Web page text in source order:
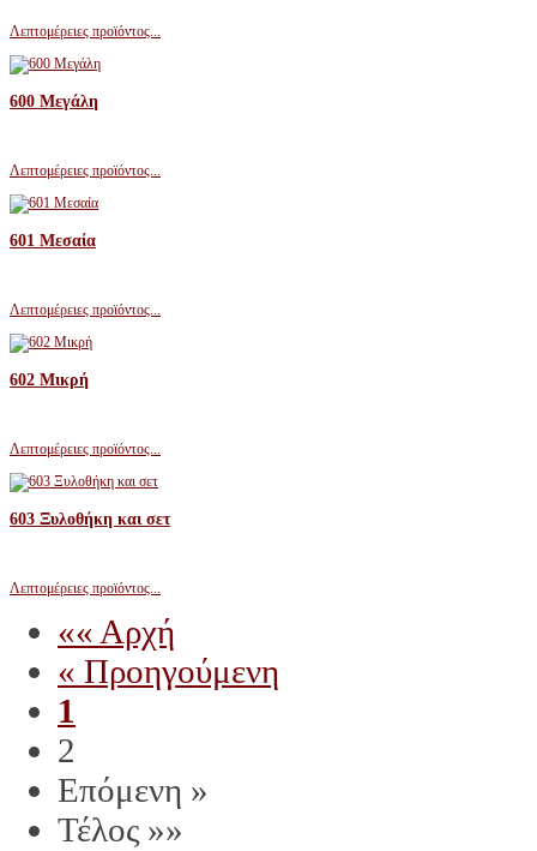
Λεπτομέρειες προϊόντος...
600 Μεγάλη
Λεπτομέρειες προϊόντος...
601 Μεσαία
Λεπτομέρειες προϊόντος...
602 Μικρή
Λεπτομέρειες προϊόντος...
603 Ξυλοθήκη και σετ
Λεπτομέρειες προϊόντος...
«« Αρχή
« Προηγούμενη
1
2
Επόμενη »
Τέλος »»